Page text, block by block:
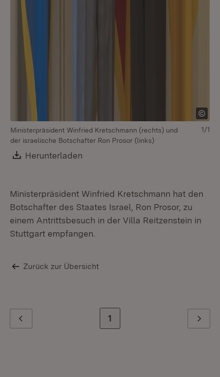
Ministerpräsident Winfried Kretschmann (rechts) und
der israelische Botschafter Ron Prosor (links)
Download:
Herunterladen
1/1
Ministerpräsident Winfried Kretschmann hat den
Botschafter des Staates Israel, Ron Prosor, zu
einem Antrittsbesuch in der Villa Reitzenstein in
Stuttgart empfangen.
Zurück zur Übersicht
Zur letzten Seite
1 Weiter